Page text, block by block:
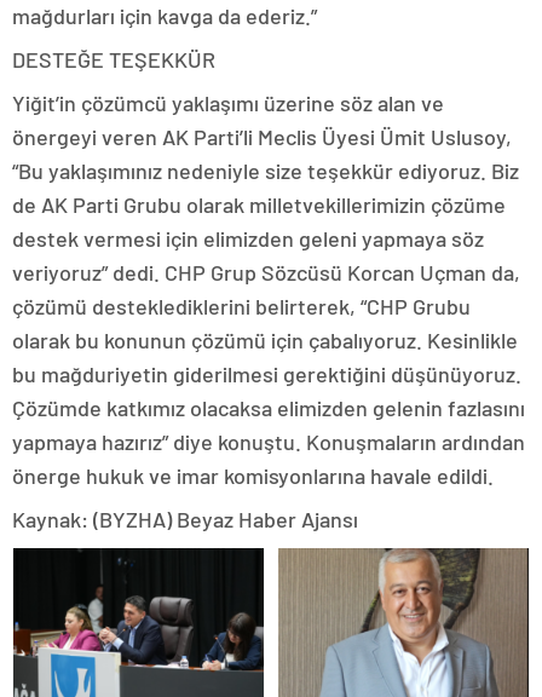
mağdurları için kavga da ederiz.”
DESTEĞE TEŞEKKÜR
Yiğit’in çözümcü yaklaşımı üzerine söz alan ve
önergeyi veren AK Parti’li Meclis Üyesi Ümit Uslusoy,
“Bu yaklaşımınız nedeniyle size teşekkür ediyoruz. Biz
de AK Parti Grubu olarak milletvekillerimizin çözüme
destek vermesi için elimizden geleni yapmaya söz
veriyoruz” dedi. CHP Grup Sözcüsü Korcan Uçman da,
çözümü desteklediklerini belirterek, “CHP Grubu
olarak bu konunun çözümü için çabalıyoruz. Kesinlikle
bu mağduriyetin giderilmesi gerektiğini düşünüyoruz.
Çözümde katkımız olacaksa elimizden gelenin fazlasını
yapmaya hazırız” diye konuştu. Konuşmaların ardından
önerge hukuk ve imar komisyonlarına havale edildi.
Kaynak: (BYZHA) Beyaz Haber Ajansı